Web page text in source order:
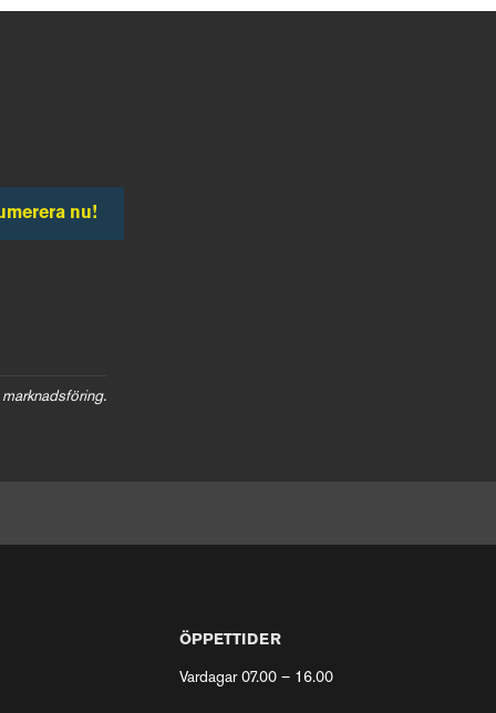
nu!
ÖPPETTIDER
Vardagar 07.00 – 16.00